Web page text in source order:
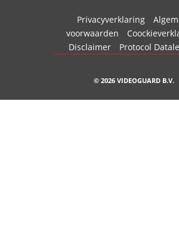
Privacyverklaring
voorwaarden
Disclaimer
Protocol
© 2026 VIDEOGUARD B.V.